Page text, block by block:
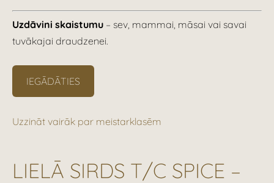
Uzdāvini skaistumu – sev, mammai, māsai vai savai
tuvākajai draudzenei.
IEGĀDĀTIES
Uzzināt vairāk par meistarklasēm
LIELĀ SIRDS T/C SPICE –